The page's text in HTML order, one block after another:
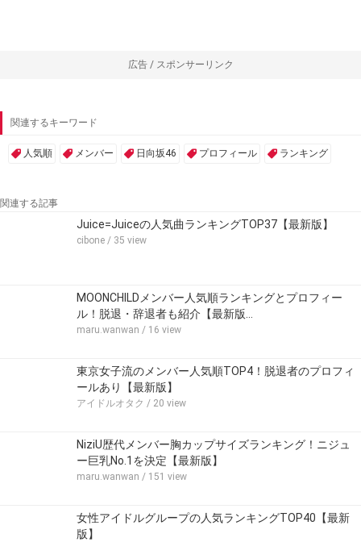
広告 / スポンサーリンク
関連するキーワード
人気順 メンバー 日向坂46 プロフィール ランキング
関連する記事
Juice=Juiceの人気曲ランキングTOP37【最新版】
cibone / 35 view
MOONCHILDメンバー人気順ランキングとプロフィー
ル！脱退・辞退者も紹介【最新版…
maru.wanwan / 16 view
東京女子流のメンバー人気順TOP4！脱退者のプロフィ
ールあり【最新版】
アイドルオタク / 20 view
NiziU歴代メンバー胸カップサイズランキング！ニジュ
ー巨乳No.1を決定【最新版】
maru.wanwan / 151 view
女性アイドルグループの人気ランキングTOP40【最新
版】